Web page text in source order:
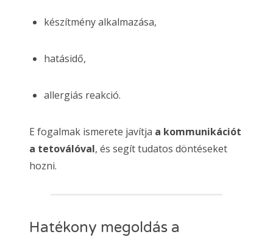
készítmény alkalmazása,
hatásidő,
allergiás reakció.
E fogalmak ismerete javítja a kommunikációt
a tetoválóval, és segít tudatos döntéseket
hozni.
Hatékony megoldás a